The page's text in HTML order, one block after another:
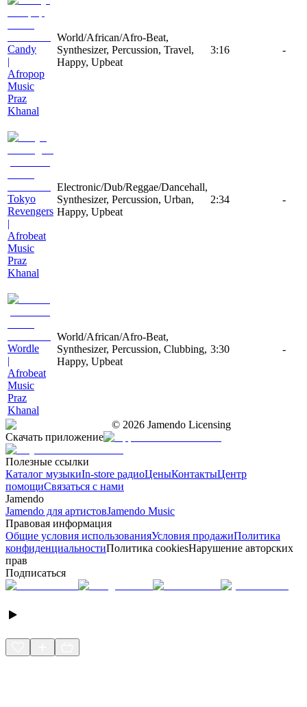
Candy
|
Afropop
Music
Praz
Khanal
World/African/Afro-Beat,
Synthesizer, Percussion, Travel,
Happy, Upbeat
3:16 -
Tokyo
Revengers
|
Afrobeat
Music
Praz
Khanal
Electronic/Dub/Reggae/Dancehall,
Synthesizer, Percussion, Urban,
Happy, Upbeat
2:34 -
Wordle
|
Afrobeat
Music
Praz
Khanal
World/African/Afro-Beat,
Synthesizer, Percussion, Clubbing,
Happy, Upbeat
3:30 -
© 2026 Jamendo Licensing
Скачать приложение
Полезные ссылки
Каталог музыкиIn-store радиоЦеныКонтактыЦентр
помощиСвязаться с нами
Jamendo
Jamendo для артистовJamendo Music
Правовая информация
Общие условия использованияУсловия продажиПолитика
конфиденциальностиПолитика cookiesНарушение авторских
прав
Подписаться